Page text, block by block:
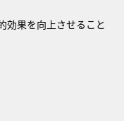
効果を向上させること